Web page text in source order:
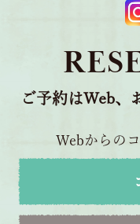
ご予約はWeb、
Webからの